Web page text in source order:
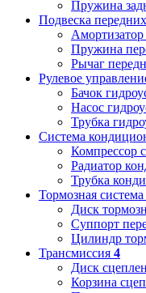
Пружина
Подвеска
Пружина
Рычаг
Рулевое
Бачок
Насос
Трубка
Система
Компрессор
Радиатор
Трубка
Тормозная система
Диск
Суппорт
Цилиндр
Трансмиссия 4
Диск
Корзина